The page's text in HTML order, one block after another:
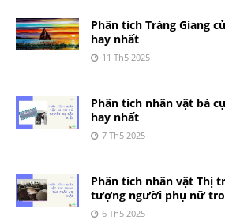
Phân tích Tràng Giang
hay nhất
11 Th5 2025
Phân tích nhân vật bà
hay nhất
7 Th5 2025
Phân tích nhân vật Thị
tượng người phụ nữ
6 Th5 2025